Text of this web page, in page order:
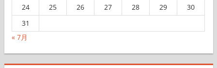
24
25 26 27 28 29
30
31
« 7月